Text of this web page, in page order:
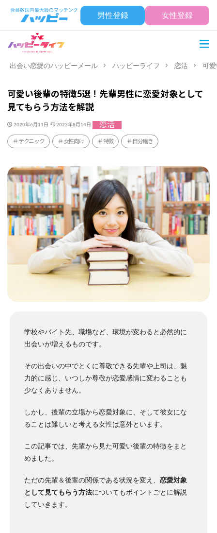
男性登録 女性登録
出会い恋愛のハッピーメール ハッピーライフ 恋活 可
可愛い後輩の特徴5選！先輩男性に恋愛対象として
見てもらう方法を解説
2020年6月11日 2023年8月14日 恋活
テクニック 女性向け 特徴 自分磨き
学校やバイト先、職場など、環境が変わると必然的に
出会いが増えるものです。
その出会いの中でとくに尊敬できる先輩や上司は、魅
力的に感じ、いつしか尊敬が恋愛感情に変わることも
少なくありません。
しかし、後輩の立場から恋愛対象に、そして彼女にな
ることは難しいと考える女性は意外といます。
この記事では、先輩から見た可愛い後輩の特徴をまと
めました。
ただの先輩＆後輩の関係である状況を変え、 恋愛対象
として見てもらう方法についてもポイントごとに解説
していきます。